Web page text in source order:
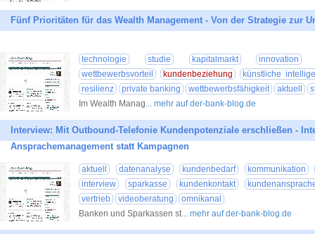
Fünf Prioritäten für das Wealth Management - Von der Strategie zur
technologie studie kapitalmarkt
innovation
wettbewerbsvorteil
kundenbeziehung
künstliche
resilienz
private banking wettbewerbsfähigkeit aktuell
Im Wealth Manag... mehr auf der-bank-blog.de
Interview: Mit Outbound-Telefonie Kundenpotenziale erschließen -
Ansprachemanagement statt Kampagnen
aktuell datenanalyse kundenbedarf
kommunikation
interview
sparkasse kundenkontakt
vertrieb
videoberatung
omnikanal
Banken und Sparkassen st... mehr auf der-bank-blog.de